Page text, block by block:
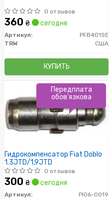
0 отзывов
360 ₴ сегодня
Артикул:
PFB401SE
TRW
США
КУПИТЬ
Гидрокомпенсатор Fiat Doblo
1.3JTD/1,9JTD
0 отзывов
300 ₴ сегодня
Артикул:
PI06-0019
Передплата
обов'язкова